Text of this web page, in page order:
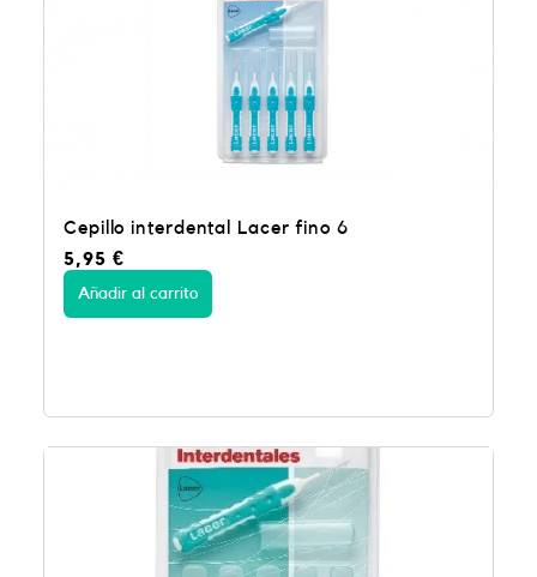
Cepillo interdental Lacer fino 6
5,95 €
Añadir al carrito